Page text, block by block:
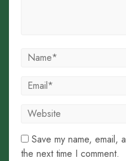
Save my name, email,
the next time I comment.